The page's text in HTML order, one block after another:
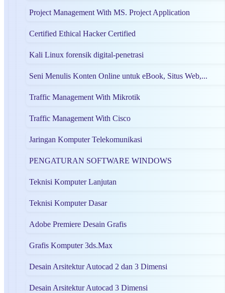
Project Management With MS. Project Application
Certified Ethical Hacker Certified
Kali Linux forensik digital-penetrasi
Seni Menulis Konten Online untuk eBook, Situs Web,...
Traffic Management With Mikrotik
Traffic Management With Cisco
Jaringan Komputer Telekomunikasi
PENGATURAN SOFTWARE WINDOWS
Teknisi Komputer Lanjutan
Teknisi Komputer Dasar
Adobe Premiere Desain Grafis
Grafis Komputer 3ds.Max
Desain Arsitektur Autocad 2 dan 3 Dimensi
Desain Arsitektur Autocad 3 Dimensi